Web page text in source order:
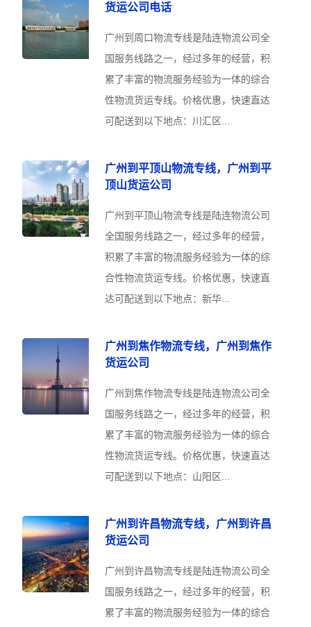
货运公司电话
广州到周口物流专线是陆连物流公司全
国服务线路之一，经过多年的经营，积
累了丰富的物流服务经验为一体的综合
性物流货运专线。价格优惠，快速直达
可配送到以下地点：川汇区...
广州到平顶山物流专线，广州到平
顶山货运公司
广州到平顶山物流专线是陆连物流公司
全国服务线路之一，经过多年的经营，
积累了丰富的物流服务经验为一体的综
合性物流货运专线。价格优惠，快速直
达可配送到以下地点：新华...
广州到焦作物流专线，广州到焦作
货运公司
广州到焦作物流专线是陆连物流公司全
国服务线路之一，经过多年的经营，积
累了丰富的物流服务经验为一体的综合
性物流货运专线。价格优惠，快速直达
可配送到以下地点：山阳区...
广州到许昌物流专线，广州到许昌
货运公司
广州到许昌物流专线是陆连物流公司全
国服务线路之一，经过多年的经营，积
累了丰富的物流服务经验为一体的综合